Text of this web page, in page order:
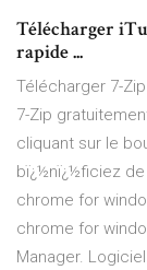
Télécharger
rapide ...
Télécharger 7-
7-Zip
cliquant sur le
bï¿½nï¿½ficiez
chrome for
chrome for
Manager.